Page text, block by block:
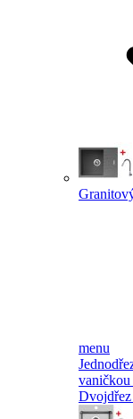
menu
vaničkou
Dvojdřez